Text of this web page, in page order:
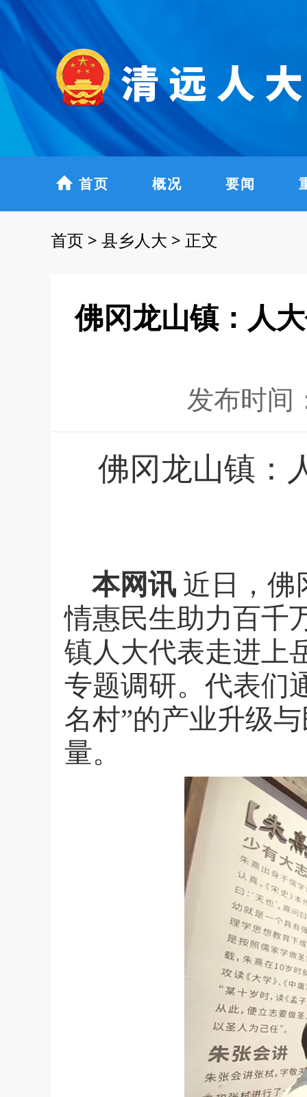
首页 概况 要闻
首页 > 县乡人大 > 正文
佛冈龙山镇：人
发布时间
佛冈龙山镇：
本网讯 近日，佛
情惠民生助力百千
镇人大代表走进上
专题调研。代表们
名村”的产业升级
量。